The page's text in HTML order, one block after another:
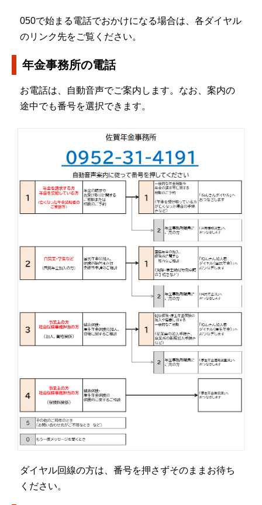
050で始まる電話でおかけになる場合は、各ダイヤル
のリンク先をご覧ください。
年金事務所の電話
お電話は、自動音声でご案内します。なお、案内の
途中でも番号を選択できます。
ダイヤル回線の方は、番号を押さずそのままお待ち
ください。